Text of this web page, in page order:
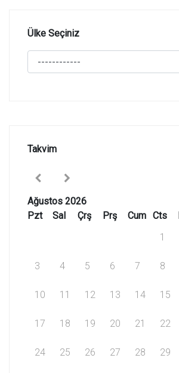
Ülke Seçiniz
Takvim
Ağustos 2026
Pzt
Sal Çrş Prş Cum Cts
1
3 4 5 6 7 8
10 11 12 13 14 15
17 18 19 20 21 22
24 25 26 27 28 29